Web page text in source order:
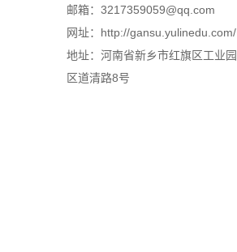
邮箱：3217359059@qq.com
网址：http://gansu.yulinedu.com/
地址：河南省新乡市红旗区工业园
区道清路8号